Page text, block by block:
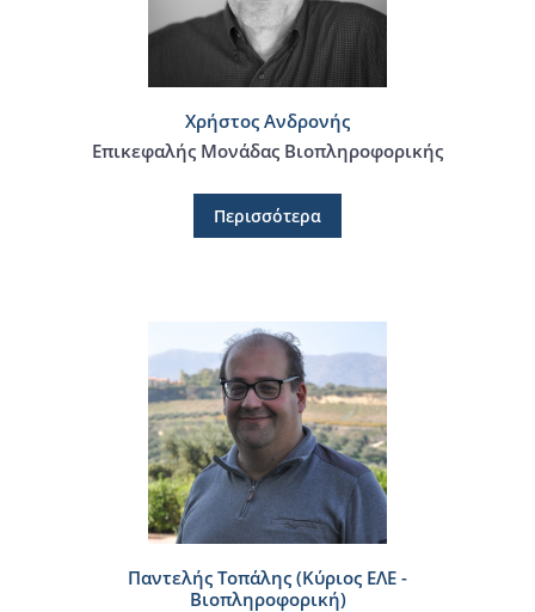
Χρήστος Ανδρονής
Επικεφαλής Μονάδας Βιοπληροφορικής
Περισσότερα
Παντελής Τοπάλης (Κύριος ΕΛΕ -
Βιοπληροφορική)